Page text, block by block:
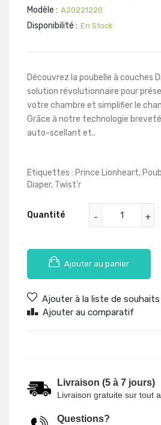
Modèle : A20221220
Disponibilité : En Stock
Découvrez la poubelle à couches
solution révolutionnaire pour
votre chambre et simplifier le
Grâce à notre technologie
auto-scellant et..
Etiquettes : Prince Lionheart,
Diaper, Twist'r
Quantité
Ajouter au panier
Ajouter à la liste de souhaits
Ajouter au comparatif
Livraison (5 à 7 jours)
Livraison gratuite sur tout
Questions?